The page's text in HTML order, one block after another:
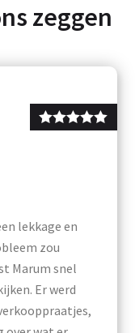
zeggen
lekkage en
zou
Marum snel
Er werd